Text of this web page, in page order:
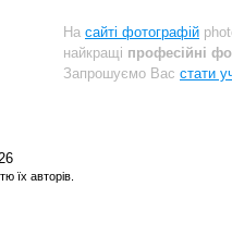
На сайті фотографій
найкращі професійні
Запрошуємо Вас стати
їх авторів.